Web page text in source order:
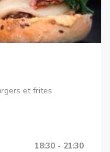
et frites
18:30 - 21:30